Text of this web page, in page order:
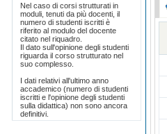
Nel caso di corsi strutturati in
moduli, tenuti da più docenti, il
numero di studenti iscritti è
riferito al modulo del docente
citato nel riquadro.
Il dato sull'opinione degli studenti
riguarda il corso strutturato nel
suo complesso.
I dati relativi all'ultimo anno
accademico (numero di studenti
iscritti e l'opinione degli studenti
sulla didattica) non sono ancora
definitivi.